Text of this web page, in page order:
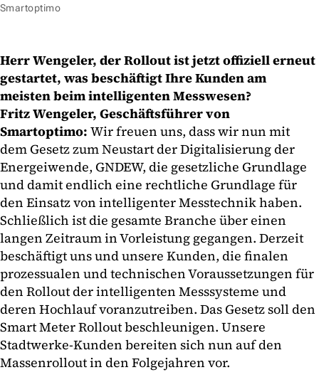
Smartoptimo
Herr Wengeler, der Rollout ist jetzt offiziell erneut
gestartet, was beschäftigt Ihre Kunden am
meisten beim intelligenten Messwesen?
Fritz Wengeler, Geschäftsführer von
Smartoptimo: Wir freuen uns, dass wir nun mit
dem Gesetz zum Neustart der Digitalisierung der
Energeiwende, GNDEW, die gesetzliche Grundlage
und damit endlich eine rechtliche Grundlage für
den Einsatz von intelligenter Messtechnik haben.
Schließlich ist die gesamte Branche über einen
langen Zeitraum in Vorleistung gegangen. Derzeit
beschäftigt uns und unsere Kunden, die finalen
prozessualen und technischen Voraussetzungen für
den Rollout der intelligenten Messsysteme und
deren Hochlauf voranzutreiben. Das Gesetz soll den
Smart Meter Rollout beschleunigen. Unsere
Stadtwerke-Kunden bereiten sich nun auf den
Massenrollout in den Folgejahren vor.